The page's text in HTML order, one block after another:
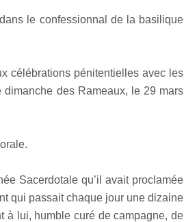
le confessionnal de la basilique
célébrations pénitentielles avec les
des Rameaux, le 29 mars
Sacerdotale qu’il avait proclamée
qui passait chaque jour une dizaine
à lui, humble curé de campagne, de